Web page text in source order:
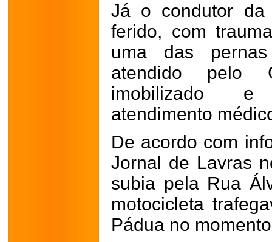
Já o condutor da
ferido, com
uma das
atendido pelo
imobilizado e
atendimento
De acordo com
Jornal de Lavras
subia pela Rua
motocicleta
Pádua no